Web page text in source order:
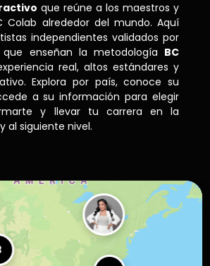
que reúne a los maestros y
Colab alrededor del mundo. Aquí
independientes validados por
que enseñan la metodología BC
real, altos estándares y
Explora por país, conoce su
a su información para elegir
y llevar tu carrera en la
al siguiente nivel.